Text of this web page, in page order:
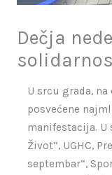
Dečja
U srcu grada,
posvećene
manifestacija. U
Život“, UGHC,
septembar“,